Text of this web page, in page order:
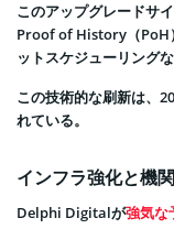
このアップグレードサ
Proof of History（PoH
ットスケジューリング
この技術的な刷新は、
れている。
インフラ強化と機
Delphi Digitalが強気な